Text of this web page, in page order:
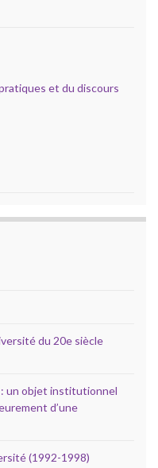
et du discours
du 20e siècle
: un objet institutionnel
d’une
(1992-1998)